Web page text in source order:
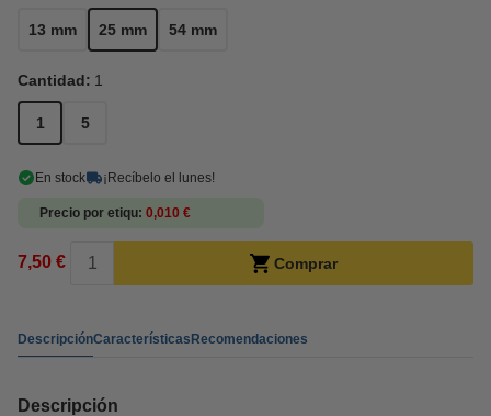
13 mm 25 mm 54 mm
Cantidad: 1
1 5
En stock ¡Recíbelo el lunes!
Precio por etiqu 0,010 €
7,50 € Comprar
DescripciónCaracterísticasRecomendaciones
Descripción